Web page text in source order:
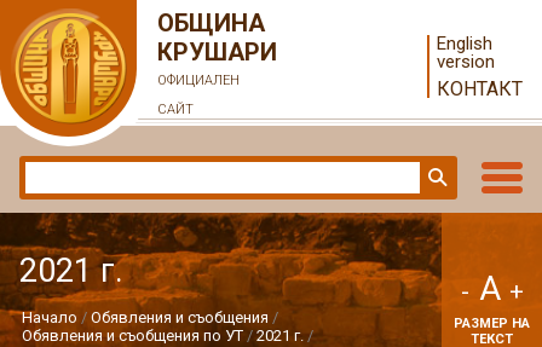
ОБЩИНА
КРУШАРИ
ОФИЦИАЛЕН
САЙТ
English
version
КОНТАКТ
2021 г.
Начало
Обявления и съобщения
Обявления и съобщения по УТ
2021 г.
- A +
РАЗМЕР НА
ТЕКСТ